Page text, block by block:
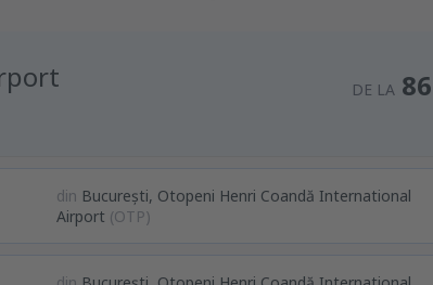
DE LA 86
din București, Otopeni Henri Coandă International
Airport (OTP)